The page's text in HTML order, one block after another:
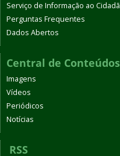
Serviço de Informação ao
Perguntas Frequentes
Dados Abertos
Central de Conteúdos
Imagens
Vídeos
Periódicos
Notícias
RSS